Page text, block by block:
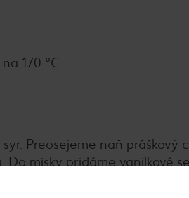
170 °C.
Preosejeme naň práškový
Do misky pridáme vanilkové
a premiešame. Do zmesi